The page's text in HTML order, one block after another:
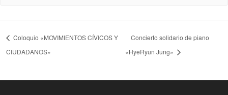
Coloquio «MOVIMIENTOS CÍVICOS Y
CIUDADANOS»
Concierto solidario de piano
«HyeRyun Jung»